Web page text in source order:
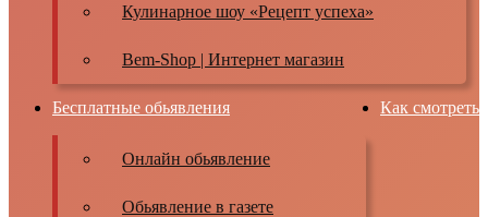
Кулинарное шоу «Рецепт успеха»
Bem-Shop | Интернет магазин
Бесплатные обьявления
Онлайн обьявление
Обьявление в газете
Как смотреть